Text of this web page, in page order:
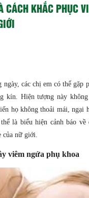
CÁCH KHẮC PHỤC
ngày, các chị em có thể gặp
kín. Hiện tượng này
họ không thoải mái, ngại
là biểu hiện cảnh báo về
của nữ giới.
viêm ngứa phụ khoa